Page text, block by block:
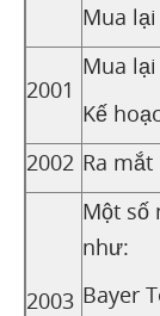
Mua
2001
Mua
Kế
2002 Ra mắt
2003
Một số
như:
Bayer